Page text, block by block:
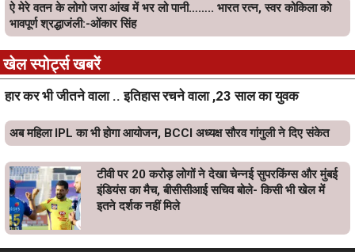
ऐ मेरे वतन के लोगो जरा आंख में भर लो पानी…….. भारत रत्न, स्वर कोकिला को
भावपूर्ण श्रद्धाजंली:-ओंकार सिंह
खेल स्पोर्ट्स खबरें
हार कर भी जीतने वाला .. इतिहास रचने वाला ,23 साल का युवक
अब महिला IPL का भी होगा आयोजन, BCCI अध्यक्ष सौरव गांगुली ने दिए संकेत
टीवी पर 20 करोड़ लोगों ने देखा चेन्नई सुपरकिंग्स और मुंबई
इंडियंस का मैच, बीसीसीआई सचिव बोले- किसी भी खेल में
इतने दर्शक नहीं मिले